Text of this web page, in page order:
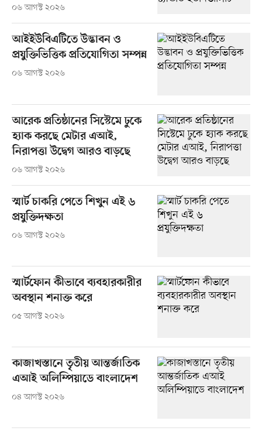
০৬ আগস্ট ২০২৬
আইইউবিএটিতে উদ্ভাবন ও
প্রযুক্তিভিত্তিক প্রতিযোগিতা সম্পন্ন
০৬ আগস্ট ২০২৬
আরেক প্রতিষ্ঠানের সিস্টেমে ঢুকে
হ্যাক করছে মেটার এআই,
নিরাপত্তা উদ্বেগ আরও বাড়ছে
০৬ আগস্ট ২০২৬
স্মার্ট চাকরি পেতে শিখুন এই ৬
প্রযুক্তিদক্ষতা
০৬ আগস্ট ২০২৬
স্মার্টফোন কীভাবে ব্যবহারকারীর
অবস্থান শনাক্ত করে
০৫ আগস্ট ২০২৬
কাজাখস্তানে তৃতীয় আন্তর্জাতিক
এআই অলিম্পিয়াডে বাংলাদেশ
০৪ আগস্ট ২০২৬